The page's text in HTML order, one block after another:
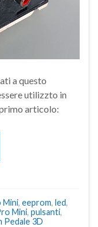
a questo
utilizzto in
articolo:
Mini, eeprom, led,
Mini, pulsanti,
Pedale 3D